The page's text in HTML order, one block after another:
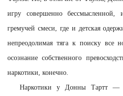
игру совершенно
гремучей смеси, где и детская
непреодолимая тяга к поиску
осознание собственного
наркотики, конечно.
Наркотики у Донны Тартт —